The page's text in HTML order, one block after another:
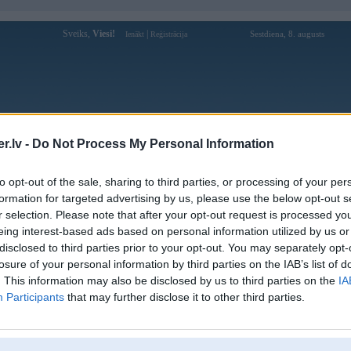
- Do Not Process My Personal Information
opt-out of the sale, sharing to third parties, or processing of your
for targeted advertising by us, please use the below opt-out
selection. Please note that after your opt-out request is processed
interest-based ads based on personal information utilized by us
to third parties prior to your opt-out. You may separately
of your personal information by third parties on the IAB’s list of
This information may also be disclosed by us to third parties on the
Participants that may further disclose it to other third parties.
Sveiks, Viesi! Ienākt Reģistrācija Sestdiena, 8. augusts
Forums Galerijas Reģistrācija Lietotāji
Lietotāja rr88kmcom1 profils
Lietotājvārds:
rr88kmcom1
Ziņojumi forumā:
0
Pēdējie ziņojumi forumā